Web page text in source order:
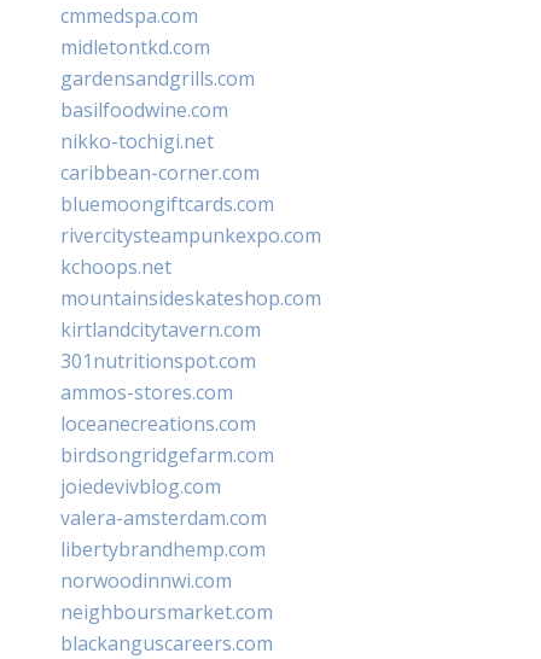
cmmedspa.com
midletontkd.com
gardensandgrills.com
basilfoodwine.com
nikko-tochigi.net
caribbean-corner.com
bluemoongiftcards.com
rivercitysteampunkexpo.com
kchoops.net
mountainsideskateshop.com
kirtlandcitytavern.com
301nutritionspot.com
ammos-stores.com
loceanecreations.com
birdsongridgefarm.com
joiedevivblog.com
valera-amsterdam.com
libertybrandhemp.com
norwoodinnwi.com
neighboursmarket.com
blackanguscareers.com